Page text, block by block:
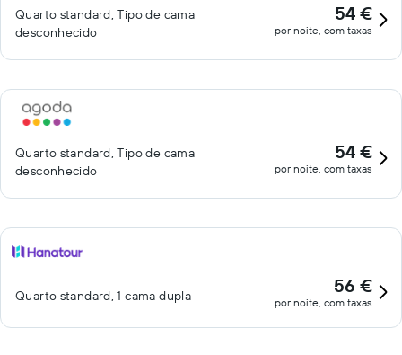
Quarto standard, Tipo de cama
desconhecido
54 €
por noite, com taxas
Quarto standard, Tipo de cama
desconhecido
54 €
por noite, com taxas
Quarto standard, 1 cama dupla 56 €
por noite, com taxas